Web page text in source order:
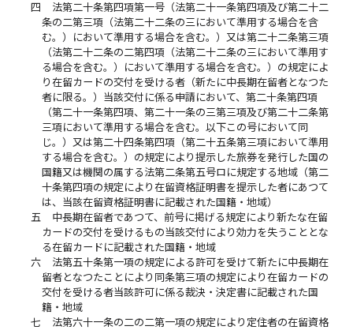
四
法第二十条第四項第一号（法第二十一条第四項及び第二十二
条の二第三項（法第二十二条の三において準用する場合を含
む。）において準用する場合を含む。）又は第二十二条第三項
（法第二十二条の二第四項（法第二十二条の三において準用す
る場合を含む。）において準用する場合を含む。）の規定によ
り在留カードの交付を受ける者（新たに中長期在留者となつた
者に限る。）当該交付に係る申請において、第二十条第四項
（第二十一条第四項、第二十一条の三第三項及び第二十二条第
三項において準用する場合を含む。以下この号において同
じ。）又は第二十四条第四項（第二十五条第三項において準用
する場合を含む。）の規定により提示した旅券を発行した国の
国籍又は機関の属する法第二条第五号ロに規定する地域（第二
十条第四項の規定により在留資格証明書を提示した者にあつて
は、当該在留資格証明書に記載された国籍・地域）
五
中長期在留者であつて、前号に掲げる規定により新たな在留
カードの交付を受けるもの当該交付により効力を失うこととな
る在留カードに記載された国籍・地域
六
法第五十条第一項の規定による許可を受けて新たに中長期在
留者となつたことにより同条第三項の規定により在留カードの
交付を受ける者当該許可に係る裁決・決定書に記載された国
籍・地域
七
法第六十一条の二の二第一項の規定により定住者の在留資格